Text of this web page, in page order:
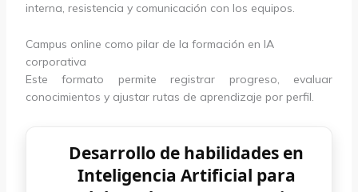
interna, resistencia y comunicación con los equipos.
Campus online como pilar de la formación en IA
corporativa
Este formato permite registrar progreso, evaluar
conocimientos y ajustar rutas de aprendizaje por perfil.
Desarrollo de habilidades en
Inteligencia Artificial para